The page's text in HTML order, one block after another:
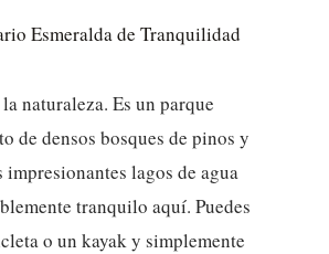
Esmeralda de Tranquilidad
naturaleza. Es un parque
de densos bosques de pinos y
impresionantes lagos de agua
tranquilo aquí. Puedes
o un kayak y simplemente